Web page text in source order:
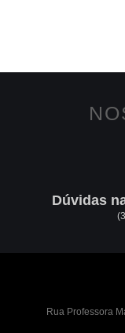
Dúvidas
Rua Professora